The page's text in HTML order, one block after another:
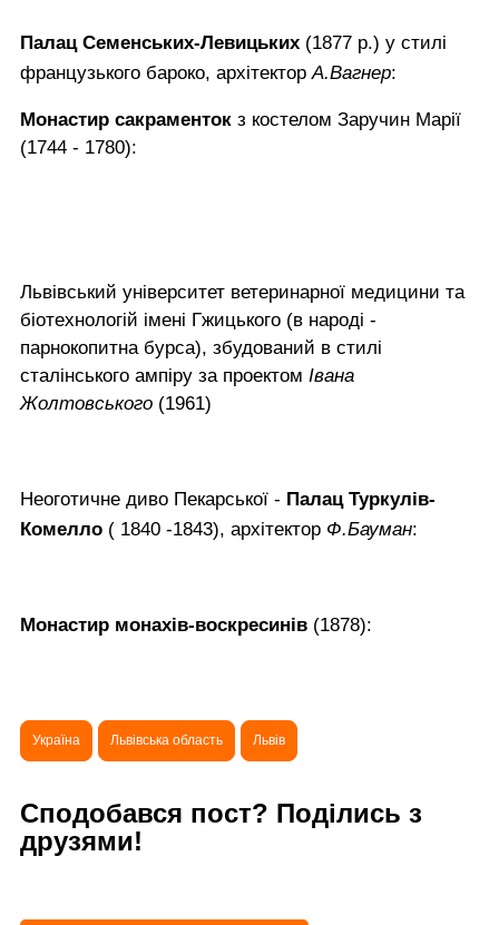
Палац Семенських-Левицьких (1877 р.) у стилі
французького бароко, архітекторА.Вагнер:
Монастир сакраменток з костелом Заручин Марії
(1744 - 1780):
Львівський університет ветеринарної медицини та
біотехнологій імені Гжицького (в народі -
парнокопитна бурса), збудований в стилі
сталінського ампіру за проектом Івана
Жолтовського (1961)
Неоготичне диво Пекарської - Палац Туркулів-
Комелло ( 1840 -1843), архітектор Ф.Бауман:
Монастир монахів-воскресинів (1878):
Україна Львівська область Львів
Сподобався пост? Поділись з
друзями!